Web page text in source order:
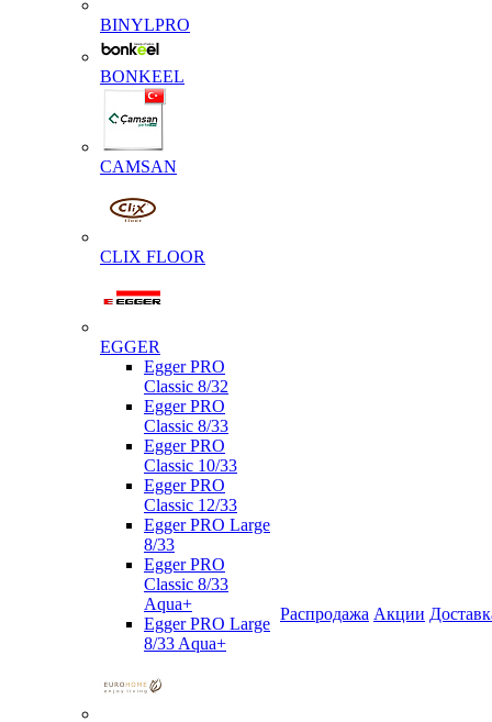
BINYLPRO
BONKEEL
CAMSAN
CLIX FLOOR
EGGER
Egger PRO
Classic 8/32
Egger PRO
Classic 8/33
Egger PRO
Classic 10/33
Egger PRO
Classic 12/33
Egger PRO Large
8/33
Egger PRO
Classic 8/33
Aqua+
Egger PRO Large
8/33 Aqua+
Распродажа Акции